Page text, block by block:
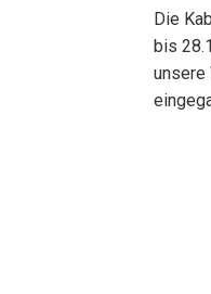
Die
bis
unsere